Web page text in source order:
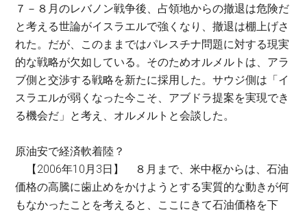
７－８月のレバノン戦争後、占領地からの撤退は危険だ
と考える世論がイスラエルで強くなり、撤退は棚上げさ
れた。だが、このままではパレスチナ問題に対する現実
的な戦略が欠如している。そのためオルメルトは、アラ
ブ側と交渉する戦略を新たに採用した。サウジ側は「イ
スラエルが弱くなった今こそ、アブドラ提案を実現でき
る機会だ」と考え、オルメルトと会談した。
原油安で経済軟着陸？
【2006年10月3日】 ８月まで、米中枢からは、石油
価格の高騰に歯止めをかけようとする実質的な動きが何
もなかったことを考えると、ここにきて石油価格を下